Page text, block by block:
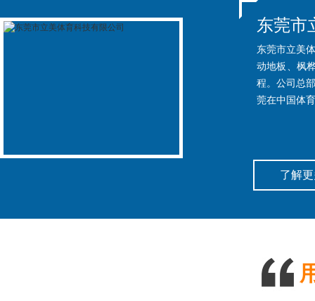
东莞市
东莞市立美
动地板、枫
程。公司总
莞在中国体
了解